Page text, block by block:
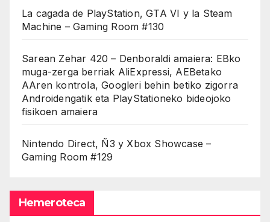
La cagada de PlayStation, GTA VI y la Steam
Machine – Gaming Room #130
Sarean Zehar 420 – Denboraldi amaiera: EBko
muga-zerga berriak AliExpressi, AEBetako
AAren kontrola, Googleri behin betiko zigorra
Androidengatik eta PlayStationeko bideojoko
fisikoen amaiera
Nintendo Direct, Ñ3 y Xbox Showcase –
Gaming Room #129
Hemeroteca